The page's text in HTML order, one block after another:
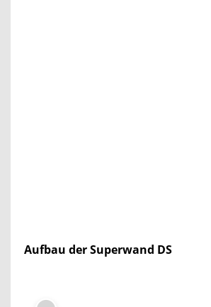
Aufbau der Superwand DS